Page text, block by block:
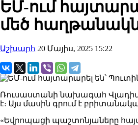
ԵՄ-ում
մեծ
Աշխարհ 20 Մայիս, 2025 15:22
Ռուսաստանի նախագահ
է։ Այս մասին գրում է
«Եվրոպացի պաշտոնյաները